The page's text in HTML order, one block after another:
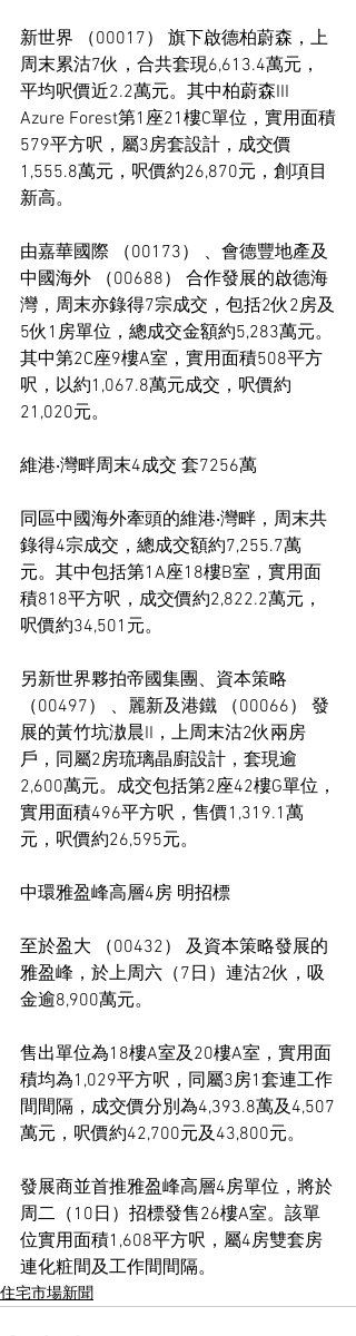
新世界 （00017） 旗下啟德柏蔚森，上
周末累沽7伙，合共套現6,613.4萬元，
平均呎價近2.2萬元。其中柏蔚森III
Azure Forest第1座21樓C單位，實用面積
579平方呎，屬3房套設計，成交價
1,555.8萬元，呎價約26,870元，創項目
新高。
由嘉華國際 （00173） 、會德豐地產及
中國海外 （00688） 合作發展的啟德海
灣，周末亦錄得7宗成交，包括2伙2房及
5伙1房單位，總成交金額約5,283萬元。
其中第2C座9樓A室，實用面積508平方
呎，以約1,067.8萬元成交，呎價約
21,020元。
維港‧灣畔周末4成交 套7256萬
同區中國海外牽頭的維港‧灣畔，周末共
錄得4宗成交，總成交額約7,255.7萬
元。其中包括第1A座18樓B室，實用面
積818平方呎，成交價約2,822.2萬元，
呎價約34,501元。
另新世界夥拍帝國集團、資本策略
（00497） 、麗新及港鐵 （00066） 發
展的黃竹坑滶晨II，上周末沽2伙兩房
戶，同屬2房琉璃晶廚設計，套現逾
2,600萬元。成交包括第2座42樓G單位，
實用面積496平方呎，售價1,319.1萬
元，呎價約26,595元。
中環雅盈峰高層4房 明招標
至於盈大 （00432） 及資本策略發展的
雅盈峰，於上周六（7日）連沽2伙，吸
金逾8,900萬元。
售出單位為18樓A室及20樓A室，實用面
積均為1,029平方呎，同屬3房1套連工作
間間隔，成交價分別為4,393.8萬及4,507
萬元，呎價約42,700元及43,800元。
發展商並首推雅盈峰高層4房單位，將於
周二（10日）招標發售26樓A室。該單
位實用面積1,608平方呎，屬4房雙套房
連化粧間及工作間間隔。
住宅市場新聞